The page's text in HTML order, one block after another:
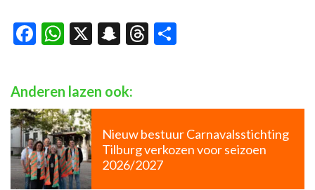
Facebook
WhatsApp
X Snapchat
Threads
Anderen lazen ook:
Nieuw bestuur Carnavalsstichting
Tilburg verkozen voor seizoen
2026/2027